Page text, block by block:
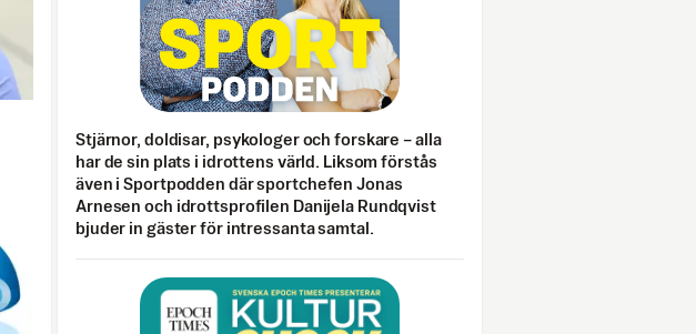
Stjärnor, doldisar, psykologer och forskare – alla
har de sin plats i idrottens värld. Liksom förstås
även i Sportpodden där sportchefen Jonas
Arnesen och idrottsprofilen Danijela Rundqvist
bjuder in gäster för intressanta samtal.